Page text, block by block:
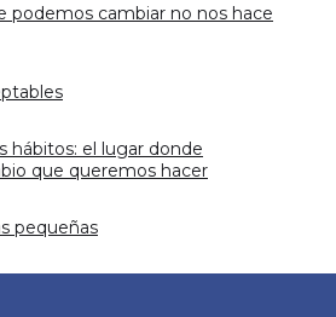
podemos cambiar no nos hace
hábitos: el lugar donde
que queremos hacer
pequeñas